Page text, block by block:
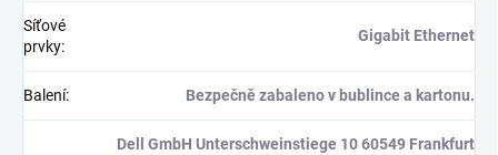
Síťové
prvky:
Gigabit Ethernet
Balení: Bezpečně zabaleno v bublince a kartonu.
Dell GmbH Unterschweinstiege 10 60549 Frankfurt